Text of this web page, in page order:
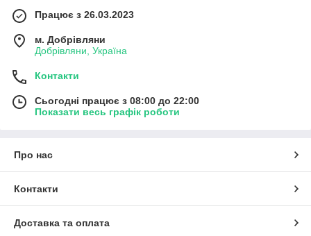
Працює з 26.03.2023
м. Добрівляни
Добрівляни, Україна
Контакти
Сьогодні працює з 08:00 до 22:00
Показати весь графік роботи
Про нас
Контакти
Доставка та оплата